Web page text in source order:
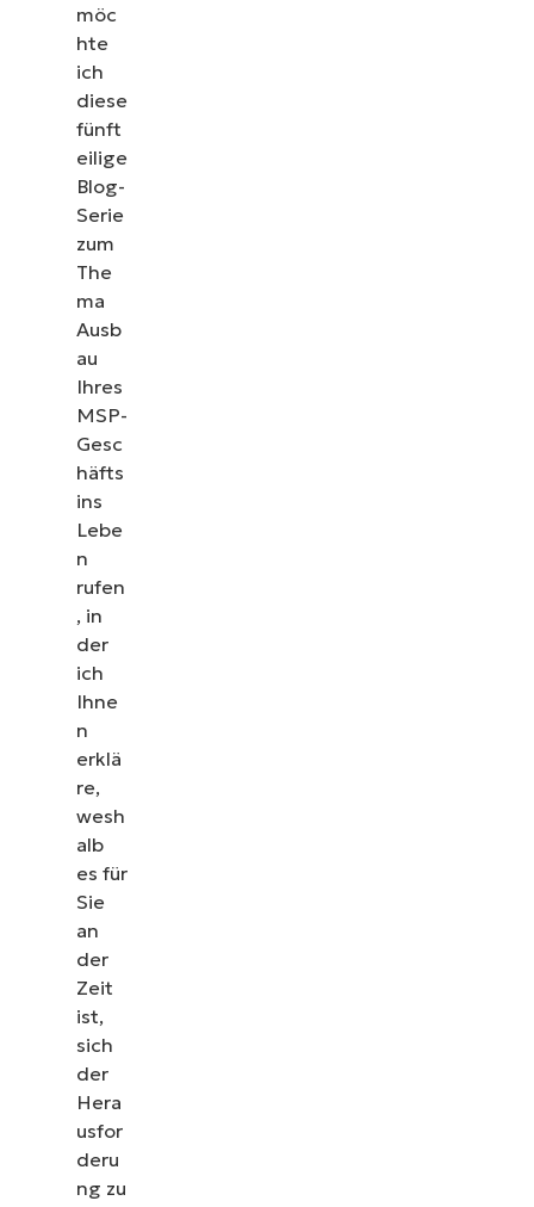
möc
hte
ich
diese
fünft
eilige
Blog-
Serie
zum
The
ma
Ausb
au
Ihres
MSP-
Gesc
häfts
ins
Lebe
n
rufen
, in
der
ich
Ihne
n
erklä
re,
wesh
alb
es für
Sie
an
der
Zeit
ist,
sich
der
Hera
usfor
deru
ng zu
Sehen Sie NinjaOne in
Sehen Sie sich unsere On-Demand-Demos an und